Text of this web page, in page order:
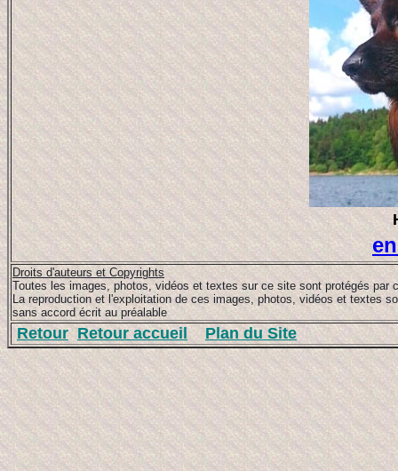
Droits d'auteurs et Copyrights
Toutes les images, photos, vidéos et textes sur ce site sont protégés par
La reproduction et l'exploitation de ces images, photos, vidéos et textes
sans accord écrit au préalable
Retour Retour accueil Plan du Site